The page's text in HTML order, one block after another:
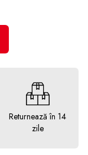
Returnează în 14
zile